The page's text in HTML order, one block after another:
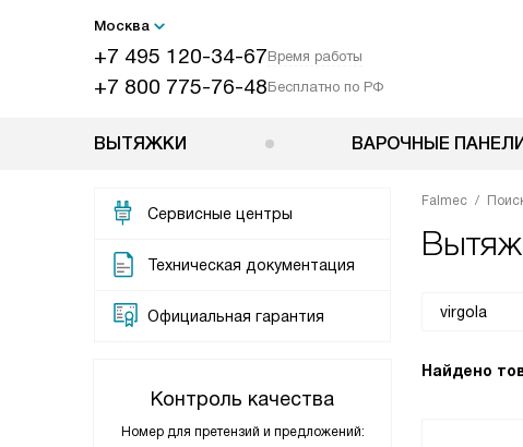
Москва
+7 495 120-34-67Время работы
+7 800 775-76-48Бесплатно по РФ
ВЫТЯЖКИ ВАРОЧНЫЕ ПАНЕЛИ
Сервисные центры
Техническая документация
Официальная гарантия
Контроль качества
Номер для претензий и предложений:
Falmec
Найдено